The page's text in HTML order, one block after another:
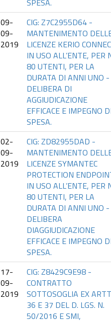
SPESA.
09-
09-
2019
CIG: Z7C2955D64 -
MANTENIMENTO
LICENZE KERIO
IN USO ALL’ENTE, PER
80 UTENTI, PER LA
DURATA DI ANNI UNO -
DELIBERA DI
AGGIUDICAZIONE
EFFICACE E IMPEGNO
SPESA.
02-
09-
2019
CIG: ZD82955DAD -
MANTENIMENTO
LICENZE SYMANTEC
PROTECTION
IN USO ALL’ENTE, PER
80 UTENTI, PER LA
DURATA DI ANNI UNO -
DELIBERA
DIAGGIUDICAZIONE
EFFICACE E IMPEGNO
SPESA.
17-
09-
2019
CIG: Z8429C9E98 -
CONTRATTO
SOTTOSOGLIA EX
36 E 37 DEL D. LGS. N.
50/2016 E SMI,